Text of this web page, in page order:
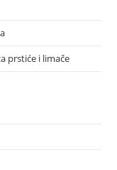
prstiće i limače